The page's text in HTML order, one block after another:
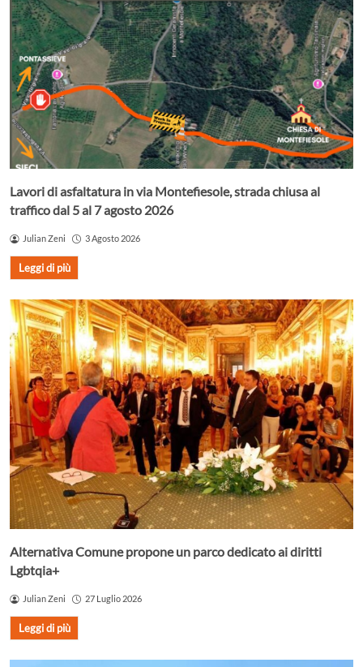
Lavori di asfaltatura in via Montefiesole, strada chiusa al
traffico dal 5 al 7 agosto 2026
Julian Zeni 3 Agosto 2026
Leggi di più
Alternativa Comune propone un parco dedicato ai diritti
Lgbtqia+
Julian Zeni 27 Luglio 2026
Leggi di più